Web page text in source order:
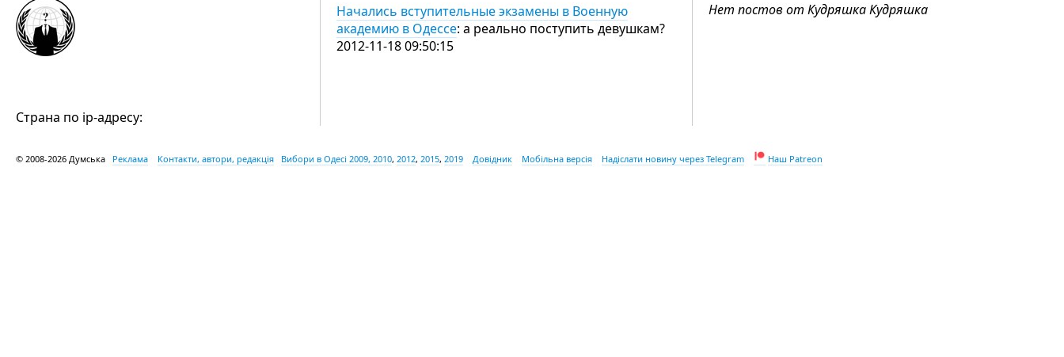
Страна по ip-адресу:
Начались вступительные экзамены в Военную
академию в Одессе: а реально поступить девушкам?
2012-11-18 09:50:15
Нет постов от Кудряшка Кудряшка
© 2008-2026 Думська Реклама Контакти, автори, редакція Вибори в Одесі 2009, 2010, 2012, 2015, 2019 Довідник Мобільна версія Надіслати новину через Telegram Наш Patreon